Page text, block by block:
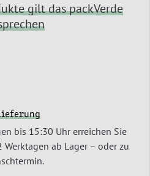
gilt das packVerde
bis 15:30 Uhr erreichen Sie
Werktagen ab Lager – oder zu